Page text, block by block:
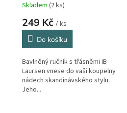
Skladem (2 ks)
249 Kč / ks
Do košíku
Bavlněný ručník s třásněmi IB
Laursen vnese do vaší koupelny
nádech skandinávského stylu.
Jeho...